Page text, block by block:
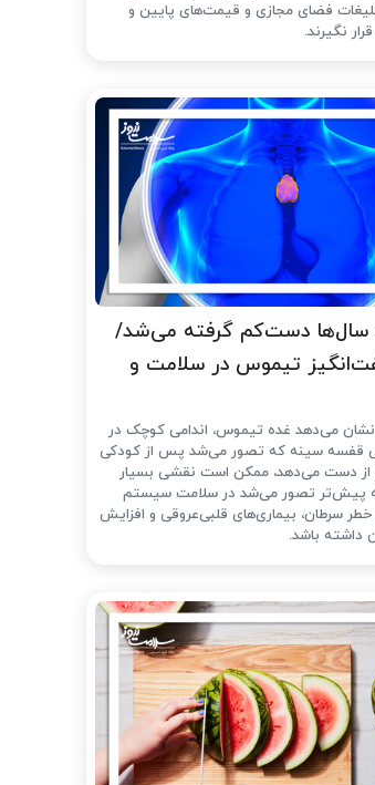
فضای مجازی و قیمت‌های پایین و
نگیرند.
سال‌ها دست‌کم گرفته می‌شد/
تیموس در سلامت و
می‌دهد غده تیموس، اندامی کوچک در
قفسه سینه که تصور می‌شد پس از کودکی
از دست می‌دهد، ممکن است نقشی بسیار
پیش‌تر تصور می‌شد در سلامت سیستم
سرطان، بیماری‌های قلبی‌عروقی و افزایش
داشته باشد.